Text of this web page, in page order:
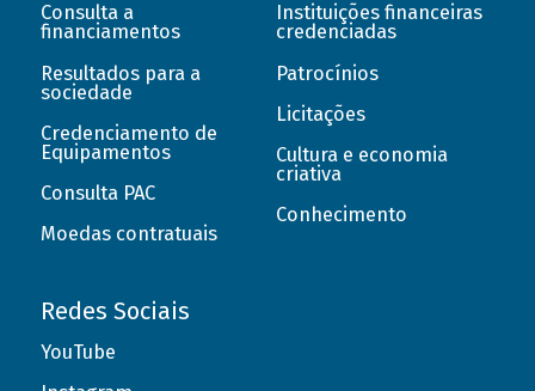
Consulta a
financiamentos
Resultados para a
sociedade
Credenciamento de
Equipamentos
Consulta PAC
Moedas contratuais
Instituições financeiras
credenciadas
Patrocínios
Licitações
Cultura e economia
criativa
Conhecimento
Redes Sociais
YouTube